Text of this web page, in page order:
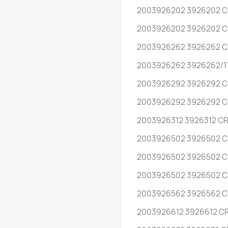
2003926202 3926202
2003926202 3926202
2003926262 3926262
2003926262 3926262/11
2003926292 3926292
2003926292 3926292
2003926312 3926312
2003926502 3926502
2003926502 3926502
2003926502 3926502
2003926562 3926562
2003926612 3926612